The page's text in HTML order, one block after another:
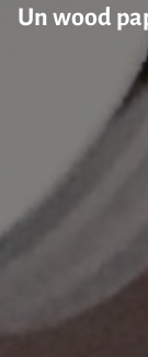
Un wood